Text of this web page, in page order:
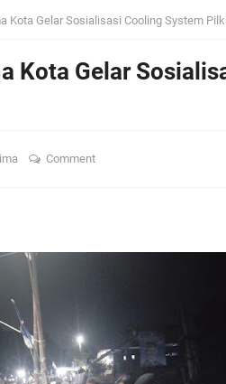
Batu Pertama Balai Kemitraan Polri dan
Pengamanan MotoGP 2026
Peraih Juara III Badminton Kapolri
Kota Gelar Sosialisasi Cooling System
Kota Gelar
Comment